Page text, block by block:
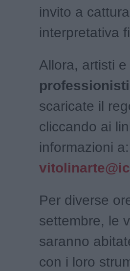
invito a
interpretativa
Allora, artisti e
scaricate il
cliccando ai
informazioni a:
Per diverse
settembre, le
saranno
con i loro